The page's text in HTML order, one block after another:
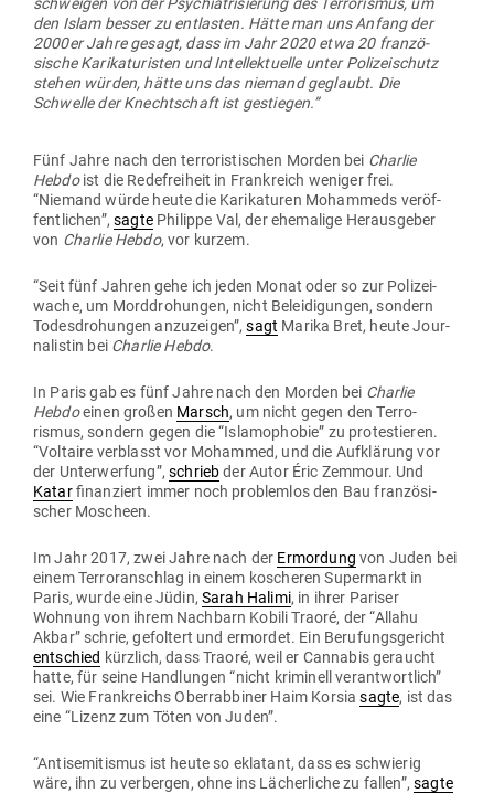
den Islam besser zu ent­lasten. Hätte man uns Anfang der
2000er Jahre gesagt, dass im Jahr 2020 etwa 20 fran­zö­
sische Kari­ka­tu­risten und Intel­lek­tuelle unter Poli­zei­schutz
stehen würden, hätte uns das niemand geglaubt. Die
Schwelle der Knecht­schaft ist gestiegen.”
Fünf Jahre nach den ter­ro­ris­ti­schen Morden bei Charlie
Hebdoist die Rede­freiheit in Frank­reich weniger frei.
“Niemand würde heute die Kari­ka­turen Mohammeds ver­öf­
fent­lichen”,sagtePhilippe Val, der ehe­malige Her­aus­geber
von Charlie Hebdo, vor kurzem.
“Seit fünf Jahren gehe ich jeden Monat oder so zur Poli­zei­
wache, um Mord­dro­hungen, nicht Belei­di­gungen, sondern
Todes­dro­hungen anzu­zeigen”,sagt Marika Bret, heute Jour­
na­listin bei Charlie Hebdo.
In Paris gab es fünf Jahre nach den Morden bei Charlie
Hebdoeinen großen Marsch, um nicht gegen den Ter­ro­
rismus, sondern gegen die “Isla­mo­phobie” zu pro­tes­tieren.
“Vol­taire ver­blasst vor Mohammed, und die Auf­klärung vor
der Unter­werfung”,schriebder Autor Éric Zemmour. Und
Katarfinan­ziert immer noch pro­blemlos den Bau fran­zö­si­
scher Moscheen.
Im Jahr 2017, zwei Jahre nach der Ermordung von Juden bei
einem Ter­ror­an­schlag in einem koscheren Super­markt in
Paris, wurde eine Jüdin,Sarah Halimi, in ihrer Pariser
Wohnung von ihrem Nachbarn Kobili Traoré, der “Allahu
Akbar” schrie, gefoltert und ermordet. Ein Beru­fungs­ge­richt
ent­schied kürzlich, dass Traoré, weil er Can­nabis geraucht
hatte, für seine Hand­lungen “nicht kri­minell ver­ant­wortlich”
sei. Wie Frank­reichs Ober­rab­biner Haim Korsiasagte, ist das
eine “Lizenz zum Töten von Juden”.
“Anti­se­mi­tismus ist heute so eklatant, dass es schwierig
wäre, ihn zu ver­bergen, ohne ins Lächer­liche zu fallen”,sagte